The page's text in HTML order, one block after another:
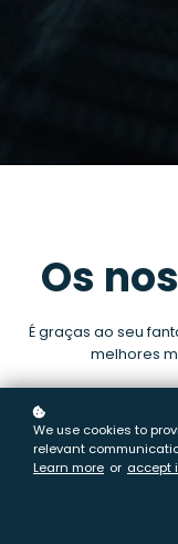
Os
É graças ao seu
melhores
We use cookies to
relevant
Learn more or accept